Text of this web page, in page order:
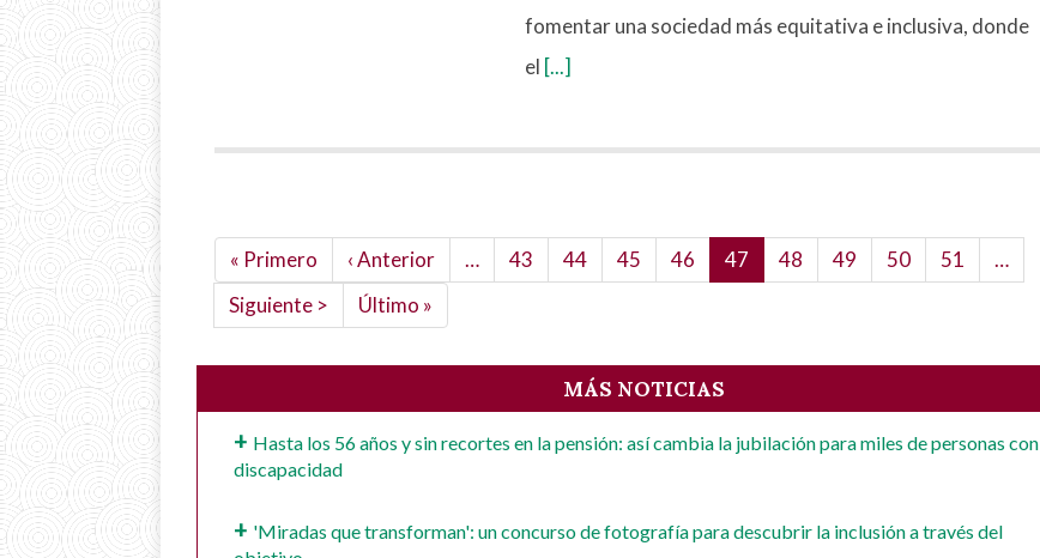
fomentar una sociedad más equitativa e inclusiva, donde
el [...]
Paginación
Primera
página
« Primero
Página
anterior
‹ Anterior … Page
43 Page
44 Page
45 Page
46
Página
actual
47 Page
48 Page
49 Page
50 Page
51
…
Siguiente
página
Siguiente >
Última
página
Último »
MÁS NOTICIAS
Hasta los 56 años y sin recortes en la pensión: así cambia la jubilación para miles de personas con
discapacidad
'Miradas que transforman': un concurso de fotografía para descubrir la inclusión a través del